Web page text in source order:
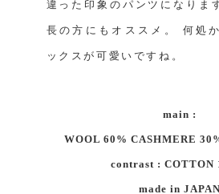
違った印象のパンツになりま
長の方にもオススメ。 何処
ックスが可愛いですね。
main :
WOOL 60% CASHMERE
contrast : COTTON
made in JAPAN